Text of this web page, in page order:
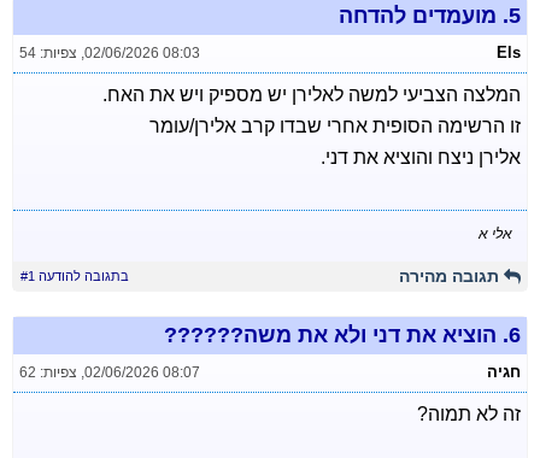
5. מועמדים להדחה
Els
02/06/2026 08:03
, צפיות: 54
המלצה הצביעי למשה לאלירן יש מספיק ויש את האח.
זו הרשימה הסופית אחרי שבדו קרב אלירן/עומר
אלירן ניצח והוציא את דני.
אלי א
תגובה מהירה בתגובה להודעה #1
6. הוציא את דני ולא את משה??????
חגיה 02/06/2026 08:07
, צפיות: 62
זה לא תמוה?